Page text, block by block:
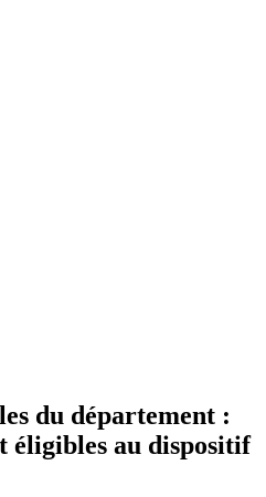
du département :
éligibles au dispositif